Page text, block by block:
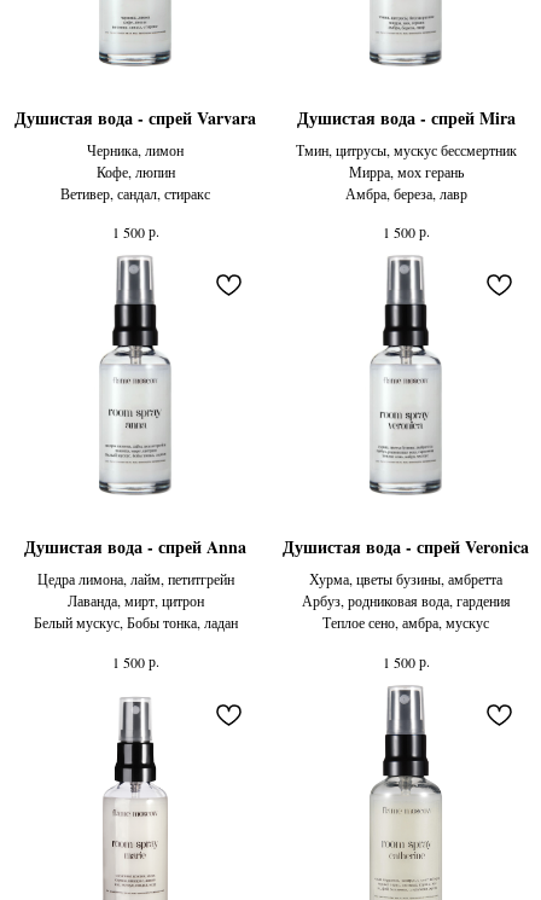
Душистая вода - спрей Varvara
Черника, лимон
Кофе, люпин
Ветивер, сандал, стиракс
1 500 р.
Душистая вода - спрей Mira
Тмин, цитрусы, мускус бессмертник
Мирра, мох герань
Амбра, береза, лавр
1 500 р.
Душистая вода - спрей Anna
Цедра лимона, лайм, петитгрейн
Лаванда, мирт, цитрон
Белый мускус, Бобы тонка, ладан
1 500 р.
Душистая вода - спрей Veronica
Хурма, цветы бузины, амбретта
Арбуз, родниковая вода, гардения
Теплое сено, амбра, мускус
1 500 р.